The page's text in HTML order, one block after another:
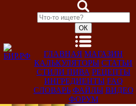
ГЛАВНАЯ МАГАЗИН
КАЛЬКУЛЯТОРЫ СТАТЬИ
СТИЛИ ПИВА РЕЦЕПТЫ
ИНГРЕДИЕНТЫ FAQ
СЛОВАРЬ ФАЙЛЫ ВИДЕО
ФОРУМ